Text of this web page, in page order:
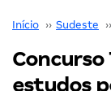
Início ›› Sudeste ››
Concurso
estudos